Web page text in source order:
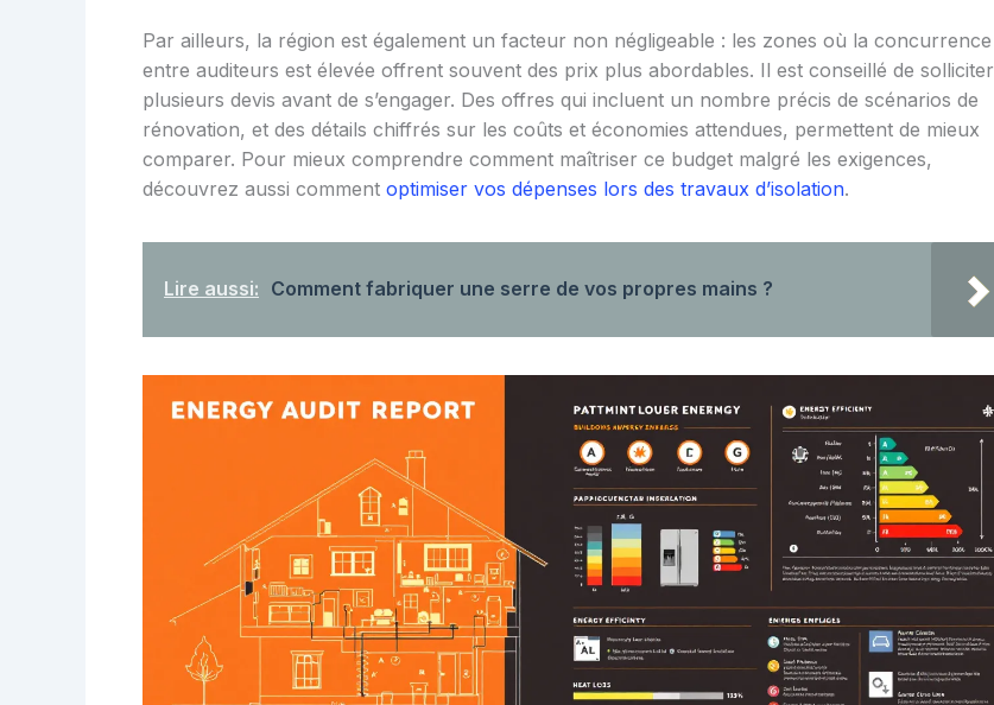
Par ailleurs, la région est également un facteur non négligeable : les zones où la concurrence
entre auditeurs est élevée offrent souvent des prix plus abordables. Il est conseillé de solliciter
plusieurs devis avant de s’engager. Des offres qui incluent un nombre précis de scénarios de
rénovation, et des détails chiffrés sur les coûts et économies attendues, permettent de mieux
comparer. Pour mieux comprendre comment maîtriser ce budget malgré les exigences,
découvrez aussi comment optimiser vos dépenses lors des travaux d’isolation.
Lire aussi: Comment fabriquer une serre de vos propres mains ?